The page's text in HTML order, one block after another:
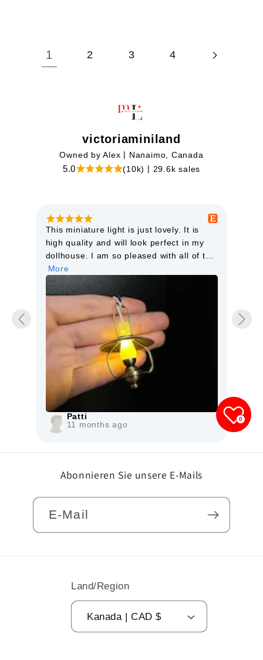
1 2 3 4
victoriaminiland
Owned by Alex | Nanaimo, Canada
5.0 (10k) | 29.6k sales
This miniature light is just lovely. It is
high quality and will look perfect in my
dollhouse. I am so pleased with all of the
items I have purchased from this seller.
The service is excellent.
More
Patti
11 months ago
Abonnieren Sie unsere E-Mails
E-Mail
Land/Region
Kanada | CAD $
0